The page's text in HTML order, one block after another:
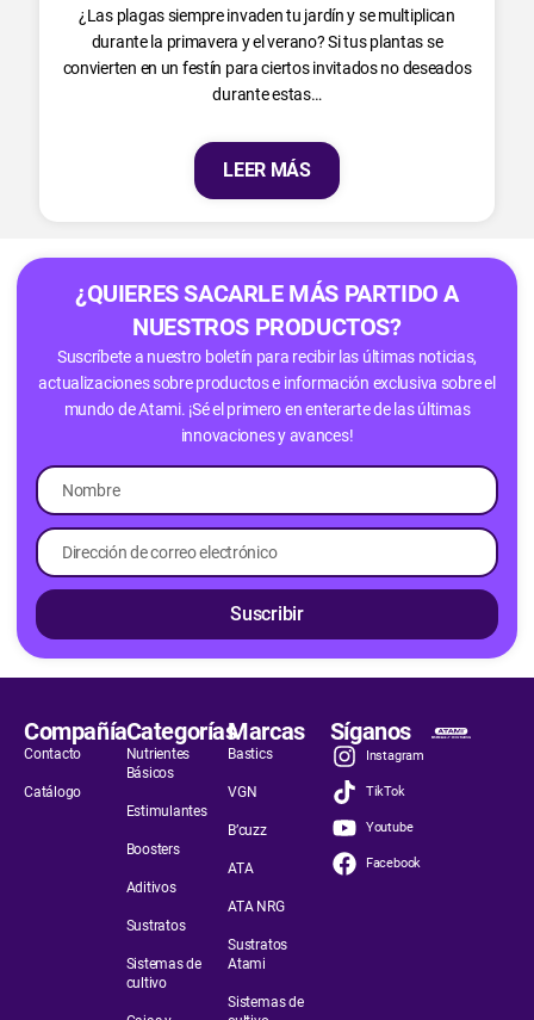
¿Las plagas siempre invaden tu jardín y se multiplican
durante la primavera y el verano? Si tus plantas se
convierten en un festín para ciertos invitados no deseados
durante estas…
LEER MÁS
¿QUIERES SACARLE MÁS PARTIDO A
NUESTROS PRODUCTOS?
Suscríbete a nuestro boletín para recibir las últimas noticias,
actualizaciones sobre productos e información exclusiva sobre el
mundo de Atami. ¡Sé el primero en enterarte de las últimas
innovaciones y avances!
Suscribir
Compañía
Contacto
Catálogo
Categorías
Nutrientes
Básicos
Estimulantes
Boosters
Aditivos
Sustratos
Sistemas de
cultivo
Marcas
Bastics
VGN
B’cuzz
ATA
ATA NRG
Sustratos
Atami
Sistemas de
Síganos
Instagram
TikTok
Youtube
Facebook